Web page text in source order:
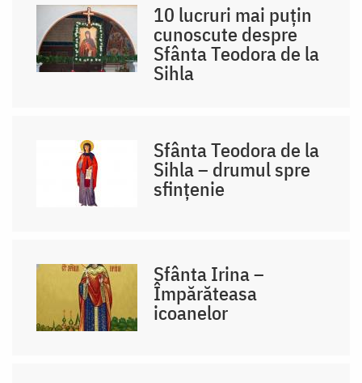
10 lucruri mai puțin
cunoscute despre
Sfânta Teodora de la
Sihla
Sfânta Teodora de la
Sihla – drumul spre
sfințenie
Sfânta Irina –
Împărăteasa
icoanelor